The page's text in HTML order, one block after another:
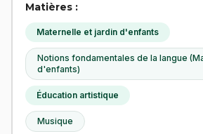
Matières :
Maternelle et jardin d'enfants
Notions fondamentales de la langue
d'enfants)
Éducation artistique
Musique